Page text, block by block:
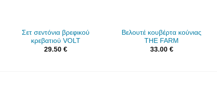
Σετ σεντόνια βρεφικού
κρεβατιού VOLT
29.50 €
Βελουτέ κουβέρτα κούνιας
THE FARM
33.00 €